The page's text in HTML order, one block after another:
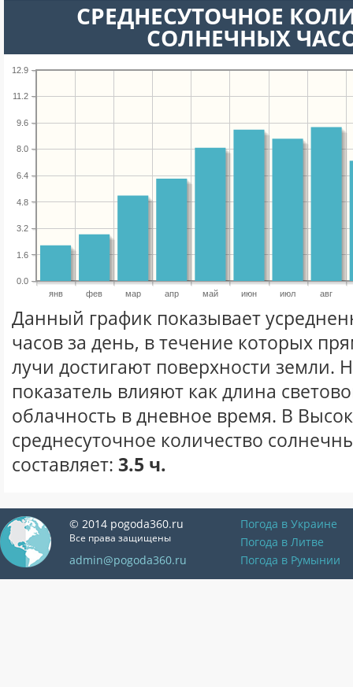
СРЕДНЕСУТОЧНОЕ
СОЛНЕЧНЫХ
янв фев мар апр май июн июл авг
0.0
1.6
3.2
4.8
6.4
8.0
9.6
11.2
12.9
Данный график показывает
часов за день, в течение которых
лучи достигают поверхности земли.
показатель влияют как длина
облачность в дневное время. В
среднесуточное количество
составляет: 3.5 ч.
© 2014 pogoda360.ru
Все права защищены
admin@pogoda360.ru
Погода в Украине
Погода в Литве
Погода в Румынии